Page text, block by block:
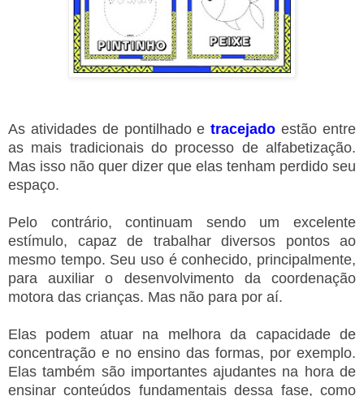
As atividades de pontilhado etracejado estão entre
as mais tradicionais do processo de alfabetização.
Mas isso não quer dizer que elas tenham perdido seu
espaço.
Pelo contrário, continuam sendo um excelente
estímulo, capaz de trabalhar diversos pontos ao
mesmo tempo. Seu uso é conhecido, principalmente,
para auxiliar o desenvolvimento da coordenação
motora das crianças. Mas não para por aí.
Elas podem atuar na melhora da capacidade de
concentração e no ensino das formas, por exemplo.
Elas também são importantes ajudantes na hora de
ensinar conteúdos fundamentais dessa fase, como